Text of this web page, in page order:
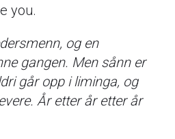
you.
og en
gangen. Men sånn er
går opp i liminga, og
År etter år etter år